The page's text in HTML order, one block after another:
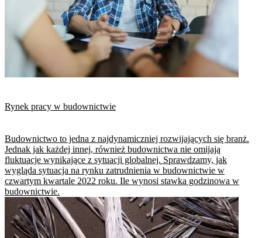
Rynek pracy w budownictwie
Budownictwo to jedna z najdynamiczniej rozwijających się branż.
Jednak jak każdej innej, również budownictwa nie omijają
fluktuacje wynikające z sytuacji globalnej. Sprawdzamy, jak
wygląda sytuacja na rynku zatrudnienia w budownictwie w
czwartym kwartale 2022 roku. Ile wynosi stawka godzinowa w
budownictwie.